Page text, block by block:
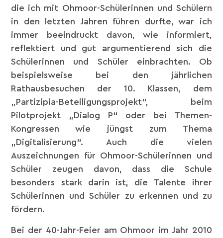
die ich mit Ohmoor-Schülerinnen und Schülern
in den letzten Jahren führen durfte, war ich
immer beeindruckt davon, wie informiert,
reflektiert und gut argumentierend sich die
Schülerinnen und Schüler einbrachten. Ob
beispielsweise bei den jährlichen
Rathausbesuchen der 10. Klassen, dem
„Partizipia-Beteiligungsprojekt“, beim
Pilotprojekt „Dialog P“ oder bei Themen-
Kongressen wie jüngst zum Thema
„Digitalisierung“. Auch die vielen
Auszeichnungen für Ohmoor-Schülerinnen und
Schüler zeugen davon, dass die Schule
besonders stark darin ist, die Talente ihrer
Schülerinnen und Schüler zu erkennen und zu
fördern.
Bei der 40-Jahr-Feier am Ohmoor im Jahr 2010